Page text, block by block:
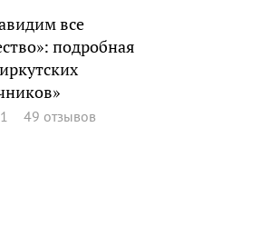
все
подробная
49 отзывов